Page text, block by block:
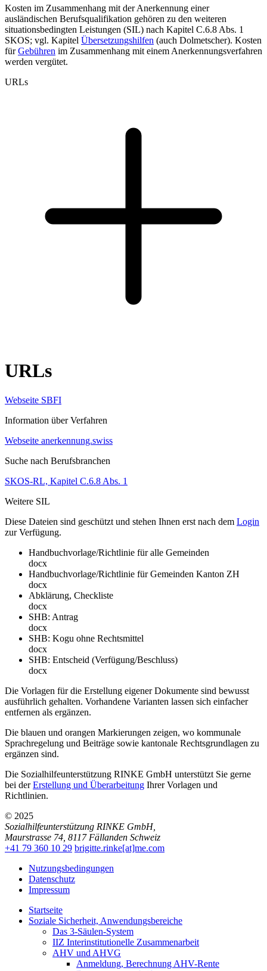
Kosten im Zusammenhang mit der Anerkennung einer
ausländischen Berufsqualifikation gehören zu den weiteren
situationsbedingten Leistungen (SIL) nach Kapitel C.6.8 Abs. 1
SKOS; vgl. Kapitel Übersetzungshilfen (auch Dolmetscher). Kosten
fürGebühren im Zusammenhang mit einem Anerkennungsverfahren
werden vergütet.
URLs
URLs
Webseite SBFI
Information über Verfahren
Webseite anerkennung.swiss
Suche nach Berufsbranchen
SKOS-RL, Kapitel C.6.8 Abs. 1
Weitere SIL
Diese Dateien sind geschützt und stehen Ihnen erst nach dem Login
zur Verfügung.
Handbuchvorlage/Richtlinie für alle Gemeinden
docx
Handbuchvorlage/Richtlinie für Gemeinden Kanton ZH
docx
Abklärung, Checkliste
docx
SHB: Antrag
docx
SHB: Kogu ohne Rechtsmittel
docx
SHB: Entscheid (Verfügung/Beschluss)
docx
Die Vorlagen für die Erstellung eigener Dokumente sind bewusst
ausführlich gehalten. Vorhandene Varianten lassen sich einfacher
entfernen als ergänzen.
Die blauen und orangen Markierungen zeigen, wo kommunale
Sprachregelung und Beiträge sowie kantonale Rechtsgrundlagen zu
ergänzen sind.
Die Sozialhilfeunterstützung RINKE GmbH unterstützt Sie gerne
bei derErstellung und Überarbeitung Ihrer Vorlagen und
Richtlinien.
© 2025
Sozialhilfeunterstützung RINKE GmbH,
Maurstrasse 74 8117 Fällanden Schweiz
+41 79 360 10 29 brigitte.rinke[at]me.com
Nutzungsbedingungen
Datenschutz
Impressum
Startseite
Soziale Sicherheit, Anwendungsbereiche
Das 3-Säulen-System
IIZ Interinstitutionelle Zusammenarbeit
AHV und AHVG
Anmeldung, Berechnung AHV-Rente